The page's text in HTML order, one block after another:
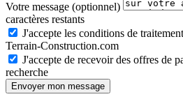
Votre message (optionnel)
caractères restants
J'accepte les conditions de
Terrain-Construction.com
J'accepte de recevoir des offres de
recherche
Envoyer mon message